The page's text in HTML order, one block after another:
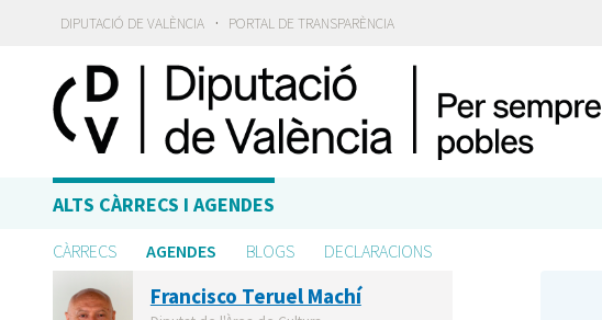
DIPUTACIÓ DE VALÈNCIA · PORTAL DE TRANSPARÈNCIA
ALTS CÀRRECS I AGENDES
CÀRRECS AGENDES BLOGS DECLARACIONS
Francisco Teruel Machí